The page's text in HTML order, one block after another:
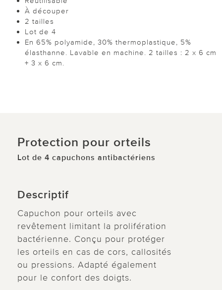
À découper
2 tailles
Lot de 4
En 65% polyamide, 30% thermoplastique, 5%
élasthanne. Lavable en machine. 2 tailles : 2 x 6 cm
+ 3 x 6 cm.
Protection pour orteils
Lot de 4 capuchons antibactériens
Descriptif
Capuchon pour orteils avec
revêtement limitant la prolifération
bactérienne. Conçu pour protéger
les orteils en cas de cors, callosités
ou pressions. Adapté également
pour le confort des doigts.